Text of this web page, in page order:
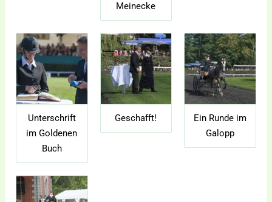
Meinecke
Unterschrift
im Goldenen
Buch
Geschafft!
Ein Runde im
Galopp